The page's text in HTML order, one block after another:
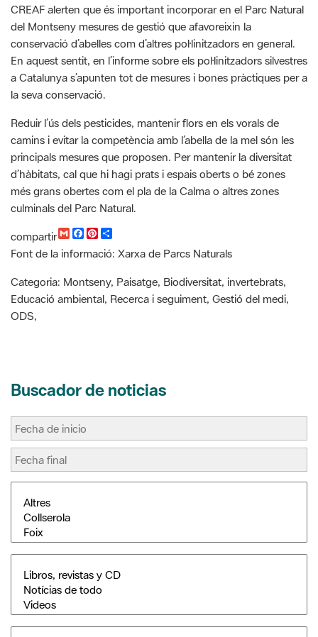
En aquest sentit, en l’informe sobre els pol·linitzadors silvestres
a Catalunya s’apunten tot de mesures i bones pràctiques per a
la seva conservació.
Reduir l’ús dels pesticides, mantenir flors en els vorals de
camins i evitar la competència amb l’abella de la mel són les
d’hàbitats, cal que hi hagi prats i espais oberts o bé zones
més grans obertes com el pla de la Calma o altres zones
culminals del Parc Natural.
compartir
G
m
a
i
F
a
c
e
b
o
o
k
P
i
n
t
e
r
e
s
C
o
m
p
t
i
Font de la informació: Xarxa de Parcs Naturals
Categoria: Montseny, Paisatge, Biodiversitat, invertebrats,
Educació ambiental, Recerca i seguiment, Gestió del medi,